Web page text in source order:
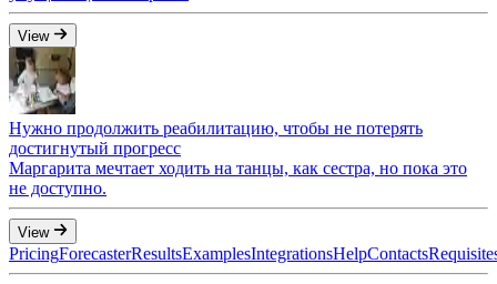
View
Нужно продолжить реабилитацию, чтобы не потерять
достигнутый прогресс
Маргарита мечтает ходить на танцы, как сестра, но пока это
не доступно.
View
PricingForecasterResultsExamplesIntegrationsHelpContacts